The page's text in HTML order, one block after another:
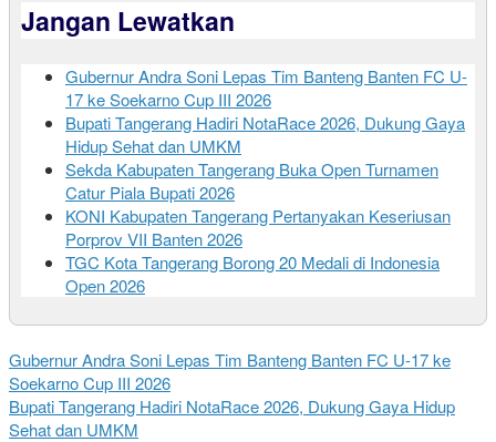
Jangan Lewatkan
Gubernur Andra Soni Lepas Tim Banteng Banten FC U-
17 ke Soekarno Cup III 2026
Bupati Tangerang Hadiri NotaRace 2026, Dukung Gaya
Hidup Sehat dan UMKM
Sekda Kabupaten Tangerang Buka Open Turnamen
Catur Piala Bupati 2026
KONI Kabupaten Tangerang Pertanyakan Keseriusan
Porprov VII Banten 2026
TGC Kota Tangerang Borong 20 Medali di Indonesia
Open 2026
Gubernur Andra Soni Lepas Tim Banteng Banten FC U-17 ke
Soekarno Cup III 2026
Bupati Tangerang Hadiri NotaRace 2026, Dukung Gaya Hidup
Sehat dan UMKM